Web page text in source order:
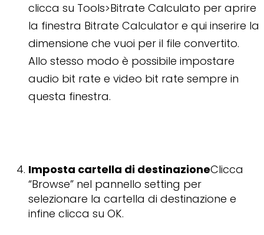
clicca su Tools>Bitrate Calculato per aprire
la finestra Bitrate Calculator e qui inserire la
dimensione che vuoi per il file convertito.
Allo stesso modo è possibile impostare
audio bit rate e video bit rate sempre in
questa finestra.
Imposta cartella di destinazioneClicca
“Browse” nel pannello setting per
selezionare la cartella di destinazione e
infine clicca su OK.